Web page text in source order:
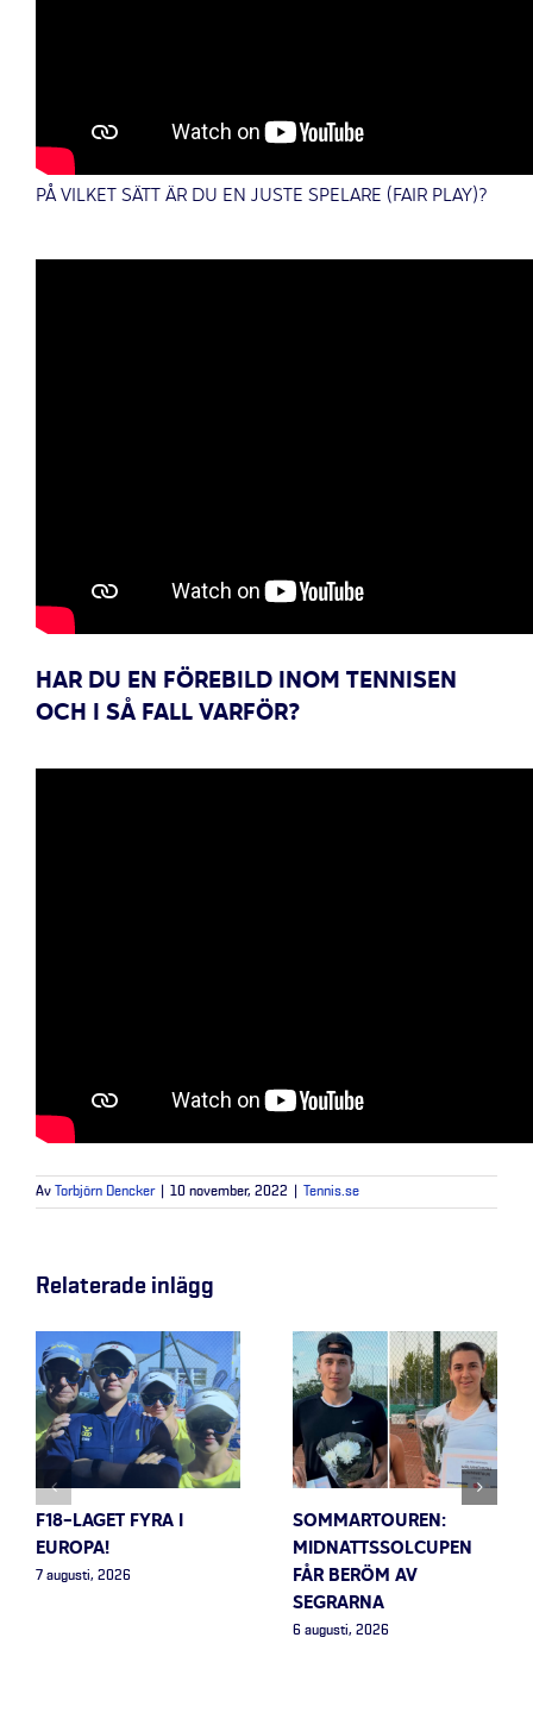
PÅ VILKET SÄTT ÄR DU EN JUSTE SPELARE (FAIR PLAY)?
HAR DU EN FÖREBILD INOM TENNISEN
OCH I SÅ FALL VARFÖR?
Av Torbjörn Dencker 10 november, 2022 Tennis.se
Relaterade inlägg
F18-LAGET FYRA I
EUROPA!
7 augusti, 2026
SOMMARTOUREN:
MIDNATTSSOLCUPEN
FÅR BERÖM AV
SEGRARNA
6 augusti, 2026